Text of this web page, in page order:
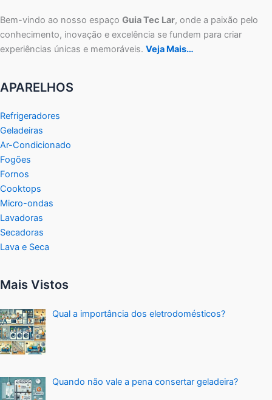
Bem-vindo ao nosso espaço Guia Tec Lar, onde a paixão pelo
conhecimento, inovação e excelência se fundem para criar
experiências únicas e memoráveis. Veja Mais…
APARELHOS
Refrigeradores
Geladeiras
Ar-Condicionado
Fogões
Fornos
Cooktops
Micro-ondas
Lavadoras
Secadoras
Lava e Seca
Mais Vistos
Qual a importância dos eletrodomésticos?
Quando não vale a pena consertar geladeira?